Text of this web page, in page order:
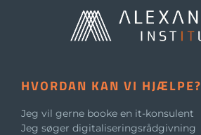
HVORDAN KAN VI HJÆLPE?
Jeg vil gerne booke en it-konsulent
Jeg søger digitaliseringsrådgivning